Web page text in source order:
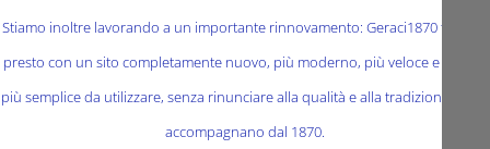
Stiamo inoltre lavorando a un importante rinnovamento: Geraci1870 tornerà
presto con un sito completamente nuovo, più moderno, più veloce e ancora
più semplice da utilizzare, senza rinunciare alla qualità e alla tradizione che ci
accompagnano dal 1870.